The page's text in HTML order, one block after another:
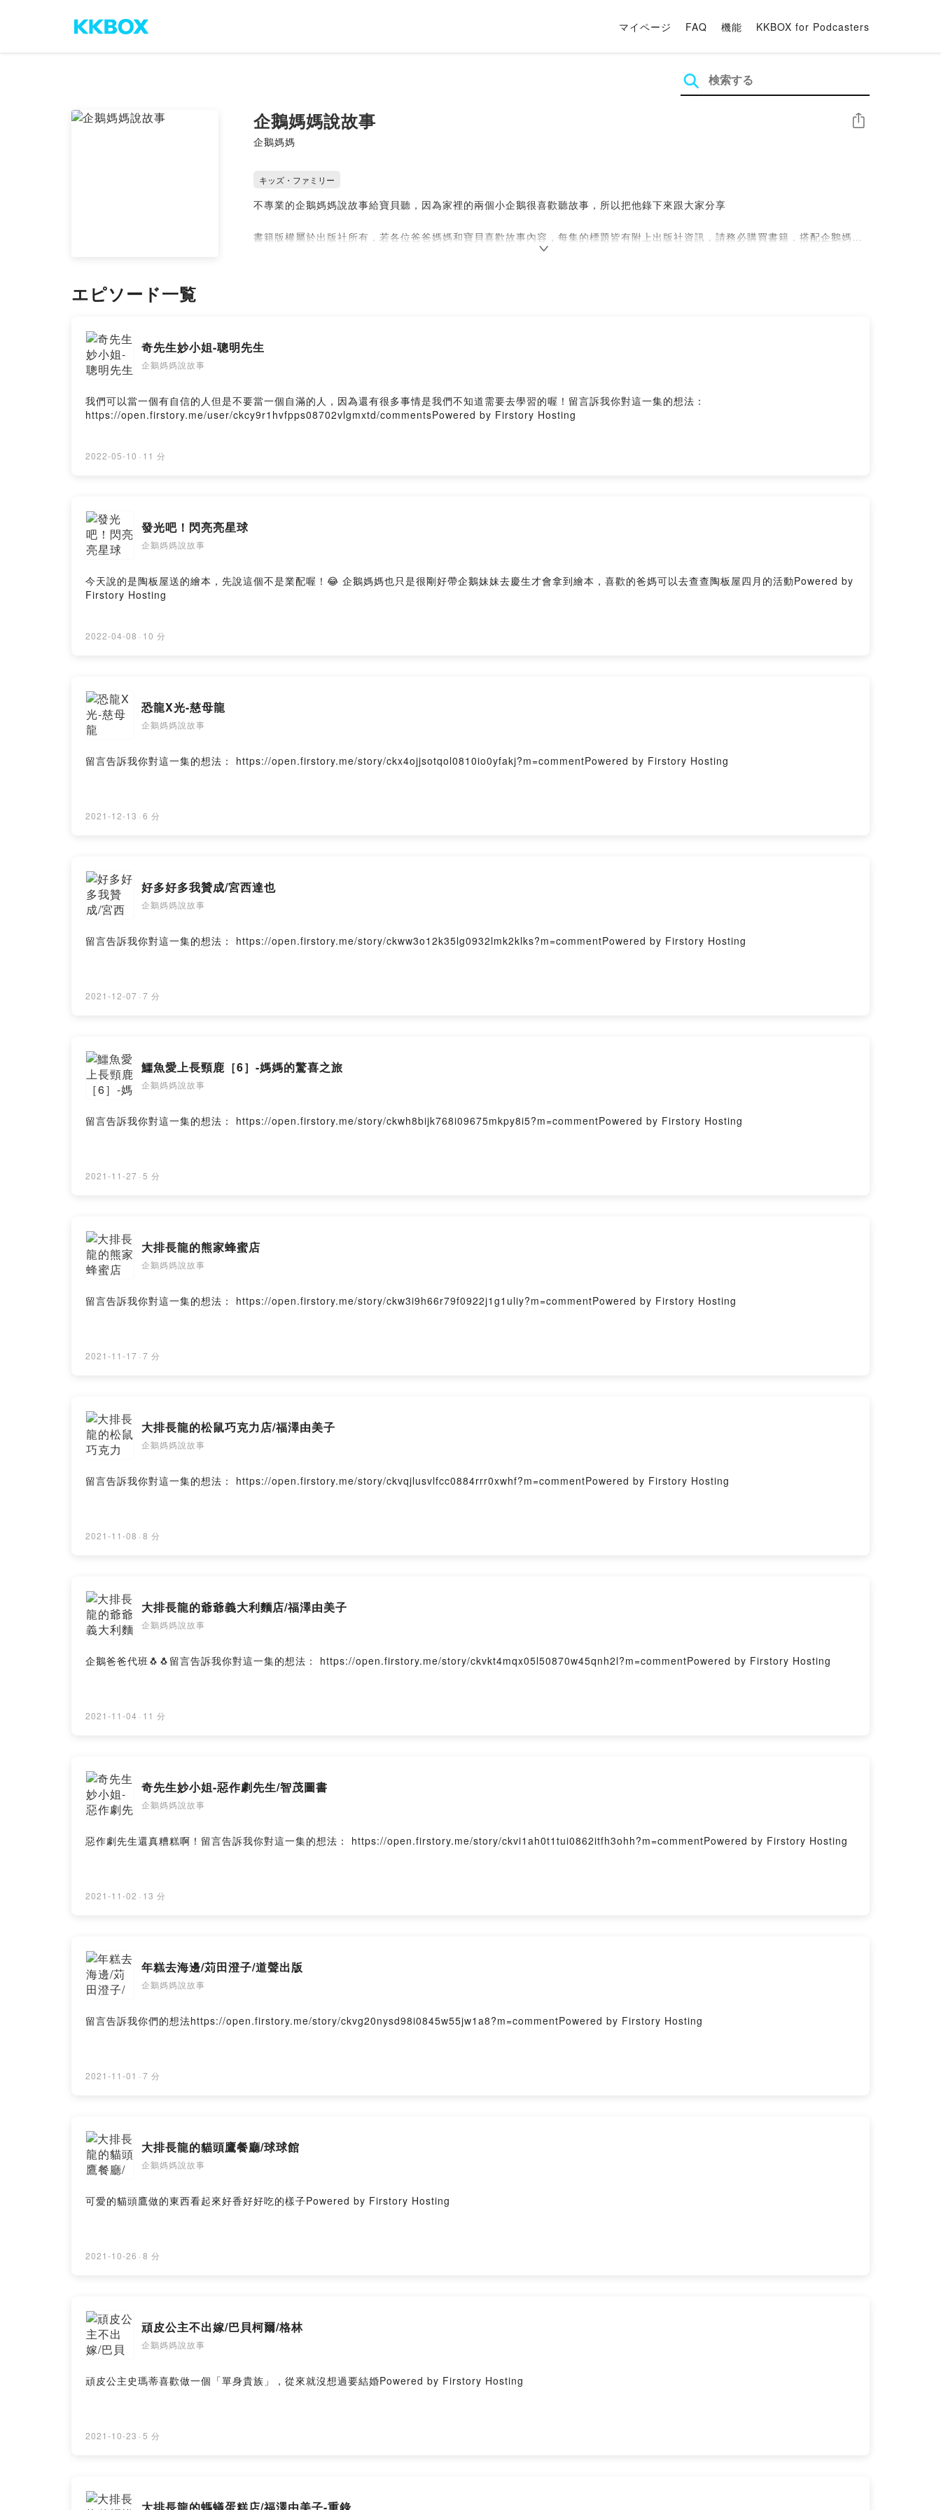
マイページ FAQ 機能 KKBOX for Podcasters
企鵝媽媽說故事
企鵝媽媽
シェア
キッズ・ファミリー
不專業的企鵝媽媽說故事給寶貝聽，因為家裡的兩個小企鵝很喜歡聽故事，所以把他錄下來跟大家分享
書籍版權屬於出版社所有，若各位爸爸媽媽和寶貝喜歡故事內容，每集的標題皆有附上出版社資訊，請務必購買書籍，搭配企鵝媽媽
エピソード一覧
奇先生妙小姐-聰明先生
企鵝媽媽說故事
我們可以當一個有自信的人但是不要當一個自滿的人，因為還有很多事情是我們不知道需要去學習的喔！留言訴我你對這一集的想法：
https://open.firstory.me/user/ckcy9r1hvfpps08702vlgmxtd/commentsPowered by Firstory Hosting
2022-05-10 · 11 分
發光吧！閃亮亮星球
企鵝媽媽說故事
今天說的是陶板屋送的繪本，先說這個不是業配喔！😂 企鵝媽媽也只是很剛好帶企鵝妹妹去慶生才會拿到繪本，喜歡的爸媽可以去查查陶板屋四月的活動Powered by
Firstory Hosting
2022-04-08 · 10 分
恐龍X光-慈母龍
企鵝媽媽說故事
留言告訴我你對這一集的想法： https://open.firstory.me/story/ckx4ojjsotqol0810io0yfakj?m=commentPowered by Firstory Hosting
2021-12-13 · 6 分
好多好多我贊成/宮西達也
企鵝媽媽說故事
留言告訴我你對這一集的想法： https://open.firstory.me/story/ckww3o12k35lg0932lmk2klks?m=commentPowered by Firstory Hosting
2021-12-07 · 7 分
鱷魚愛上長頸鹿［6］-媽媽的驚喜之旅
企鵝媽媽說故事
留言告訴我你對這一集的想法： https://open.firstory.me/story/ckwh8bijk768i09675mkpy8i5?m=commentPowered by Firstory Hosting
2021-11-27 · 5 分
大排長龍的熊家蜂蜜店
企鵝媽媽說故事
留言告訴我你對這一集的想法： https://open.firstory.me/story/ckw3i9h66r79f0922j1g1uliy?m=commentPowered by Firstory Hosting
2021-11-17 · 7 分
大排長龍的松鼠巧克力店/福澤由美子
企鵝媽媽說故事
留言告訴我你對這一集的想法： https://open.firstory.me/story/ckvqjlusvlfcc0884rrr0xwhf?m=commentPowered by Firstory Hosting
2021-11-08 · 8 分
大排長龍的爺爺義大利麵店/福澤由美子
企鵝媽媽說故事
企鵝爸爸代班🐧🐧留言告訴我你對這一集的想法： https://open.firstory.me/story/ckvkt4mqx05l50870w45qnh2l?m=commentPowered by Firstory Hosting
2021-11-04 · 11 分
奇先生妙小姐-惡作劇先生/智茂圖書
企鵝媽媽說故事
惡作劇先生還真糟糕啊！留言告訴我你對這一集的想法： https://open.firstory.me/story/ckvi1ah0t1tui0862itfh3ohh?m=commentPowered by Firstory Hosting
2021-11-02 · 13 分
年糕去海邊/苅田澄子/道聲出版
企鵝媽媽說故事
留言告訴我你們的想法https://open.firstory.me/story/ckvg20nysd98i0845w55jw1a8?m=commentPowered by Firstory Hosting
2021-11-01 · 7 分
大排長龍的貓頭鷹餐廳/球球館
企鵝媽媽說故事
可愛的貓頭鷹做的東西看起來好香好好吃的樣子Powered by Firstory Hosting
2021-10-26 · 8 分
頑皮公主不出嫁/巴貝柯爾/格林
企鵝媽媽說故事
頑皮公主史瑪蒂喜歡做一個「單身貴族」，從來就沒想過要結婚Powered by Firstory Hosting
2021-10-23 · 5 分